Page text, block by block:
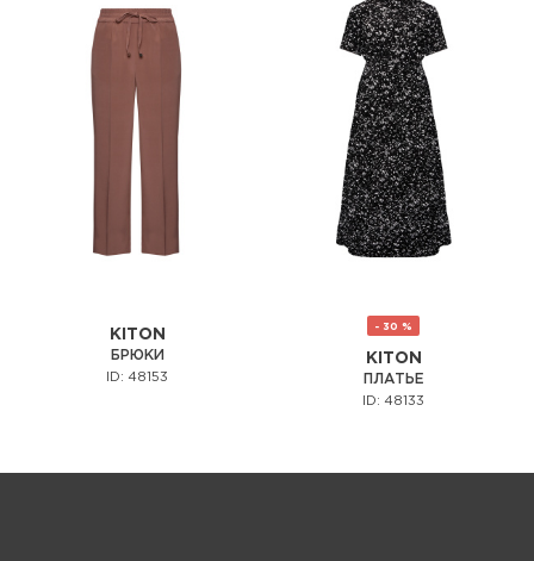
KITON
БРЮКИ
ID: 48153
- 30 %
KITON
ПЛАТЬЕ
ID: 48133